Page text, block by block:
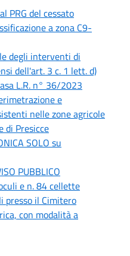
PRG del cessato
a zona C9-
degli interventi di
dell'art. 3 c. 1 lett. d)
L.R. n° 36/2023
e
nelle zone agricole
di Presicce
SOLO su
PUBBLICO
e n. 84 cellette
presso il Cimitero
con modalità a